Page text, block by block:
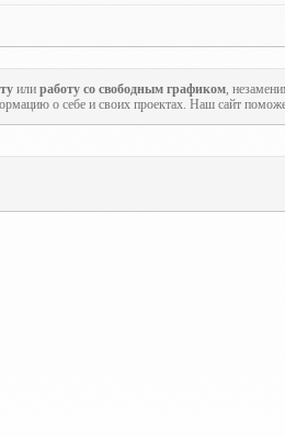
или работу со свободным графиком,
о себе и своих проектах. Наш сайт